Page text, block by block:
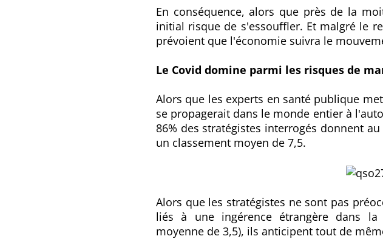
En conséquence, alors que près de la
initial risque de s'essouffler. Et malgré le
prévoient que l'économie suivra le
Le Covid domine parmi les risques de
Alors que les experts en santé publique
se propagerait dans le monde entier à
86% des stratégistes interrogés donnent
un classement moyen de 7,5.
Alors que les stratégistes ne sont pas
liés à une ingérence étrangère dans la
moyenne de 3,5), ils anticipent tout de